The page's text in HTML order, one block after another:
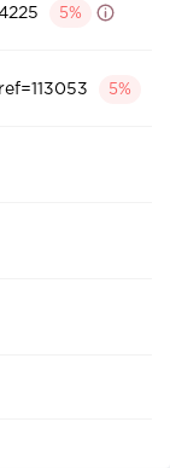
5%
ref=113053 5%